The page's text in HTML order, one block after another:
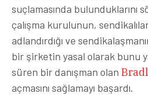
suçlamasında bulunduklarını
çalışma kurulunun,
adlandırdığı ve
bir şirketin yasal olarak bunu
süren bir danışman olan
açmasını sağlamayı başardı.